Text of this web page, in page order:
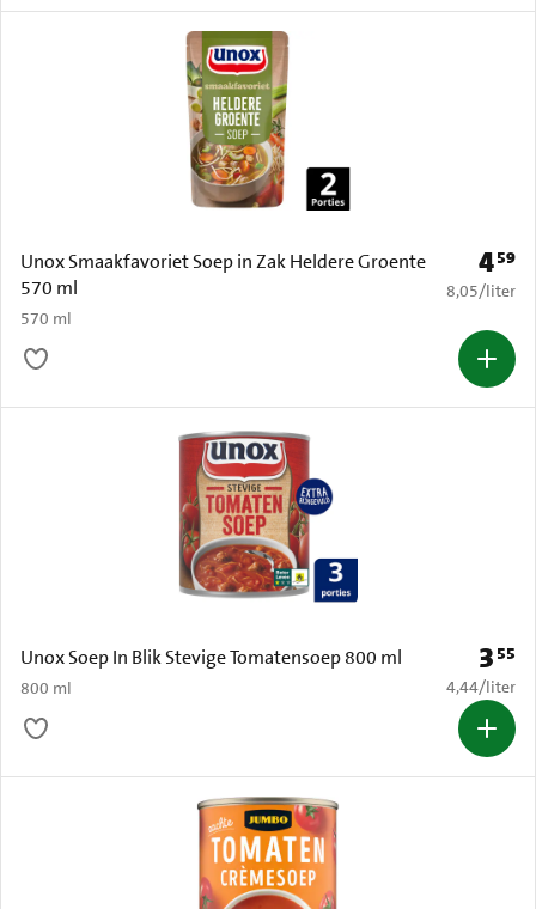
Unox Smaakfavoriet Soep in Zak Heldere Groente
570 ml
570 ml
Prijs:
459
€ 8,05 per
8,05/liter
Unox Soep In Blik Stevige Tomatensoep 800 ml
800 ml
Prijs:
3 55
€ 4,44 per
4,44/liter